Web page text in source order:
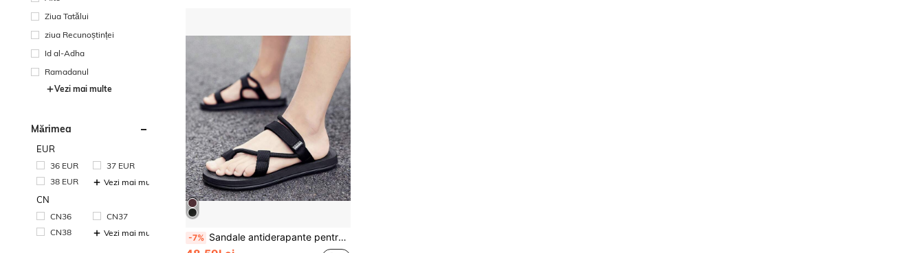
Ziua Tatălui
ziua Recunoștinței
Id al-Adha
Ramadanul
Vezi mai multe
Mărimea
EUR
36 EUR
37 EUR
38 EUR
Vezi mai multe
CN
CN36
CN37
CN38
Vezi mai multe -7% Sandale antiderapante pentru bărbați, cu scop dublu, potrivite pentru plajă și în aer liber, modă nouă de vară, stil de cuplu